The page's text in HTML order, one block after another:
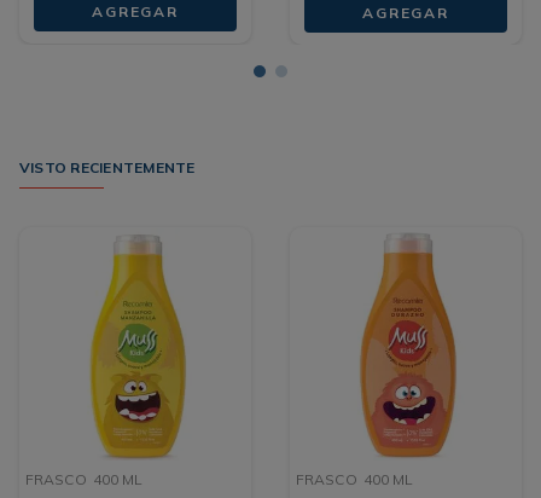
AGREGAR AGREGAR
VISTO RECIENTEMENTE
FRASCO 400 ML FRASCO 400 ML